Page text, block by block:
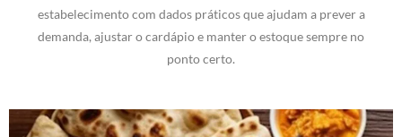
estabelecimento com dados práticos que ajudam a prever a
demanda, ajustar o cardápio e manter o estoque sempre no
ponto certo.